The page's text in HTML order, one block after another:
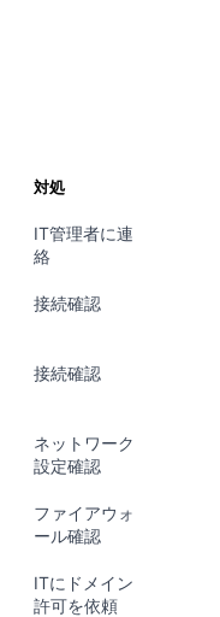
対処
IT管理者に連
絡
接続確認
接続確認
ネットワーク
設定確認
ファイアウォ
ール確認
ITにドメイン
許可を依頼